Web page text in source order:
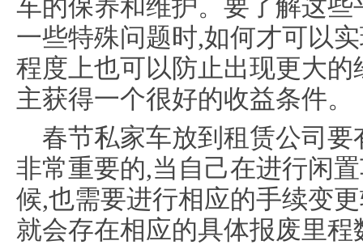
车的保养和维护。要了解这
一些特殊问题时,如何才可以
程度上也可以防止出现更大
主获得一个很好的收益条件。
春节私家车放到租赁公司
非常重要的,当自己在进行闲
候,也需要进行相应的手续变
就会存在相应的具体报废里程